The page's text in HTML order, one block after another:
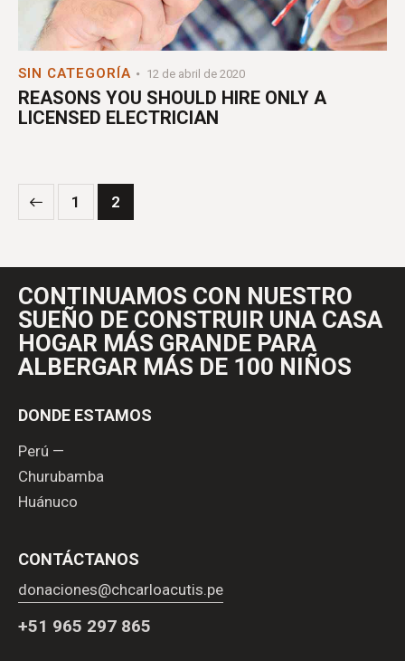
SIN CATEGORÍA 12 de abril de 2020
REASONS YOU SHOULD HIRE ONLY A
LICENSED ELECTRICIAN
1 2
CONTINUAMOS CON NUESTRO
SUEÑO DE CONSTRUIR UNA CASA
HOGAR MÁS GRANDE PARA
ALBERGAR MÁS DE 100 NIÑOS
DONDE ESTAMOS
Perú —
Churubamba
Huánuco
CONTÁCTANOS
donaciones@chcarloacutis.pe
+51 965 297 865